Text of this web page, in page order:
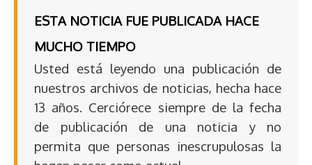
ESTA NOTICIA FUE PUBLICADA HACE
MUCHO TIEMPO
Usted está leyendo una publicación de
nuestros archivos de noticias, hecha hace
13 años. Cerciórece siempre de la fecha
de publicación de una noticia y no
permita que personas inescrupulosas la